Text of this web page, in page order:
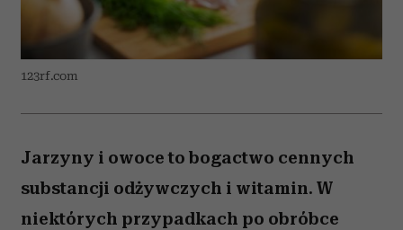
123rf.com
Jarzyny i owoce to bogactwo cennych
substancji odżywczych i witamin. W
niektórych przypadkach po obróbce